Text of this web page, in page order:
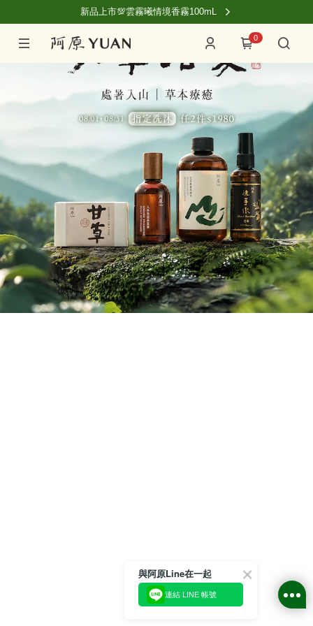
新品上市💯雲霧曦情境香霧100mL
0
與阿原Line在一起
連結 LINE 帳號